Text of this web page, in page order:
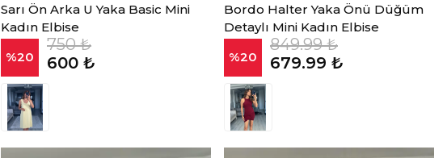
Sarı Ön Arka U Yaka Basic Mini
Kadın Elbise
%20
750 ₺
600 ₺
Bordo Halter Yaka Önü Düğüm
Detaylı Mini Kadın Elbise
%20
849.99 ₺
679.99 ₺